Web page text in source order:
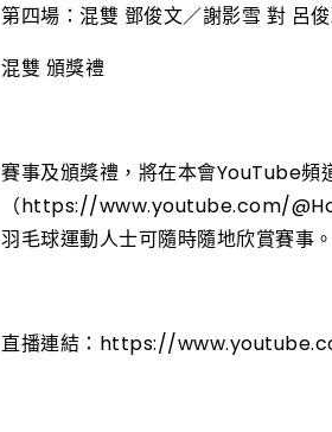
第四場：混雙 鄧俊文／謝影雪 對 呂
混雙 頒獎禮
賽事及頒獎禮，將在本會YouTube頻
（https://www.youtube.com/
羽毛球運動人士可隨時隨地欣賞賽事。
直播連結：https://